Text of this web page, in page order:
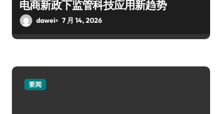
电商新政下监管科技应用新趋势
dawei 7 月 14, 2026
要闻